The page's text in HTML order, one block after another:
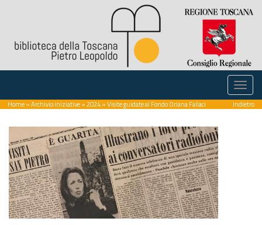
Home»Archivio iniziative»2024» Visite guidate al Fondo Oriana Fallaci Indietro